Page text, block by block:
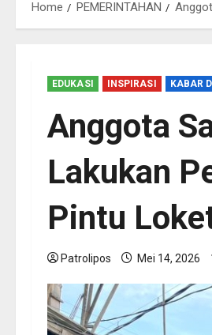
Home PEMERINTAHAN
EDUKASI INSPIRASI KABAR
Anggota
Lakukan
Pintu
Patrolipos Mei 14, 2026